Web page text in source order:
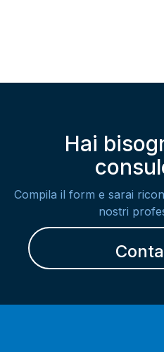
Hai
Compila il form e sarai
nostri